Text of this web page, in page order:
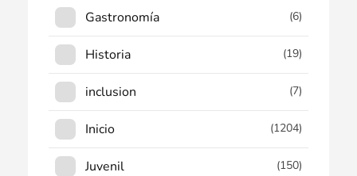
Gastronomía (6)
Historia (19)
inclusion (7)
Inicio (1204)
Juvenil (150)